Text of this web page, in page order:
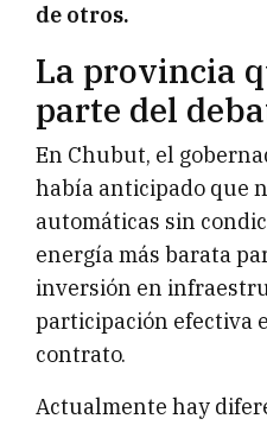
de otros.
La provincia
parte del
En Chubut, el
había anticipado que
automáticas sin
energía más barata
inversión en
participación efectiva
contrato.
Actualmente hay